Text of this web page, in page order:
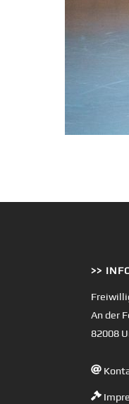
>>
An der
82008